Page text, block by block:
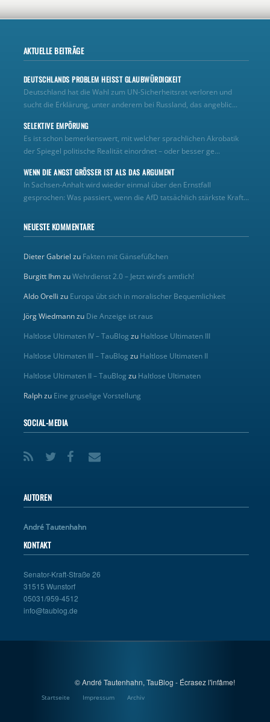
AKTUELLE BEITRÄGE
DEUTSCHLANDS PROBLEM HEISST GLAUBWÜRDIGKEIT
Deutschland hat die Wahl zum UN‑Sicherheitsrat verloren und
sucht die Erklärung, unter anderem bei Russland, das angeblic...
SELEKTIVE EMPÖRUNG
Es ist schon bemerkenswert, mit welcher sprachlichen Akrobatik
der Spiegel politische Realität einordnet – oder besser ge...
WENN DIE ANGST GRÖSSER IST ALS DAS ARGUMENT
In Sachsen-Anhalt wird wieder einmal über den Ernstfall
gesprochen: Was passiert, wenn die AfD tatsächlich stärkste Kraft...
NEUESTE KOMMENTARE
Dieter Gabriel zu Fakten mit Gänsefüßchen
Burgitt IhmzuWehrdienst 2.0 – Jetzt wird’s amtlich!
Aldo Orelli zu Europa übt sich in moralischer Bequemlichkeit
Jörg Wiedmannzu Die Anzeige ist raus
Haltlose Ultimaten IV – TauBlog zu Haltlose Ultimaten III
Haltlose Ultimaten III – TauBlog zu Haltlose Ultimaten II
Haltlose Ultimaten II – TauBlog zu Haltlose Ultimaten
Ralphzu Eine gruselige Vorstellung
SOCIAL-MEDIA
AUTOREN
André Tautenhahn
KONTAKT
Senator-Kraft-Straße 26
31515 Wunstorf
05031/959-4512
info@taublog.de
© André Tautenhahn, TauBlog - Écrasez l'infâme!
Startseite Impressum Archiv